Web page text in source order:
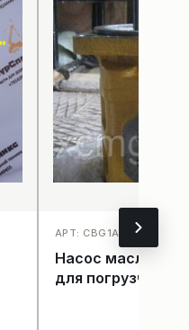
АРТ: CBG1A045/
Насос масляный
для погрузчика